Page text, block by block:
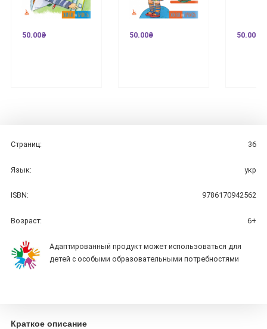
50.00₴ 50.00₴ 50.00₴
Страниц: 36
Язык: укр
ISBN: 9786170942562
Возраст: 6+
Адаптированный продукт может использоваться для
детей с особыми образовательными потребностями
Краткое описание